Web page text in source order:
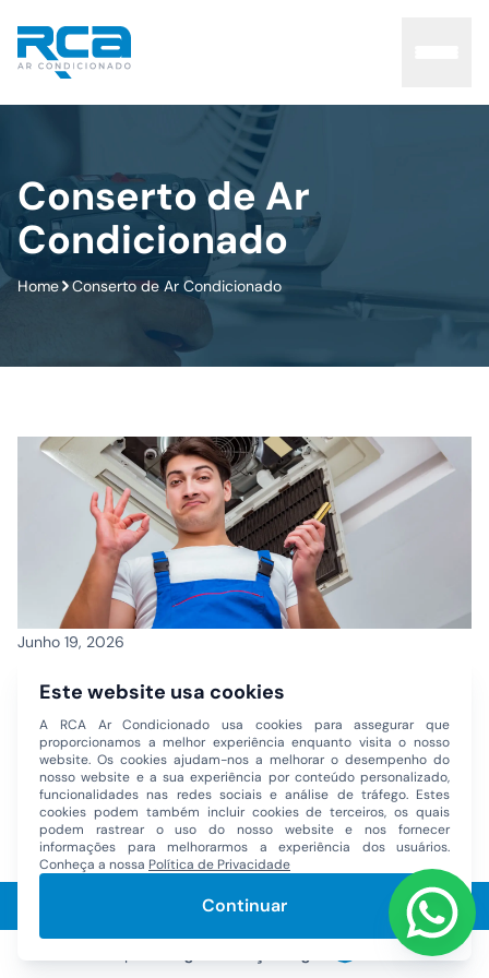
Home
Sobre
Serviços
Manutenção
Blog
Orçamento
Este website usa cookies
A RCA Ar Condicionado usa cookies para assegurar que
proporcionamos a melhor experiência enquanto visita o nosso
website. Os cookies ajudam-nos a melhorar o desempenho do
nosso website e a sua experiência por conteúdo personalizado,
funcionalidades nas redes sociais e análise de tráfego. Estes
cookies podem também incluir cookies de terceiros, os quais
podem rastrear o uso do nosso website e nos fornecer
informações para melhorarmos a experiência dos usuários.
Conheça a nossa Política de Privacidade
Continuar
Conserto de Ar
Condicionado
Home Conserto de Ar Condicionado
Junho 19, 2026
Empresa para Consertar Ar Condicionado em
Apartamento em São Paulo
Encontrar uma empresa para consertar ar condicionado em
apartamento em São Paulo é uma necessidade comum quando
o equipamento começa […]
© 2026 RCA Ar Condicionado. Todos os direitos reservados.
W3C Validator